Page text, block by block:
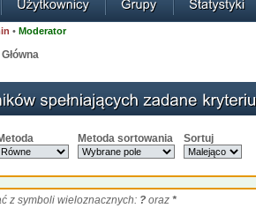
• Moderator
Metoda sortowania Sortuj
z symboli wieloznacznych: ? oraz *